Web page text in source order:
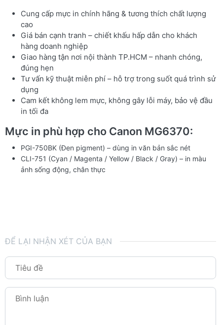
Cung cấp mực in chính hãng & tương thích chất lượng
cao
Giá bán cạnh tranh – chiết khấu hấp dẫn cho khách
hàng doanh nghiệp
Giao hàng tận nơi nội thành TP.HCM – nhanh chóng,
đúng hẹn
Tư vấn kỹ thuật miễn phí – hỗ trợ trong suốt quá trình sử
dụng
Cam kết không lem mực, không gây lỗi máy, bảo vệ đầu
in tối đa
Mực in phù hợp cho Canon MG6370:
PGI-750BK (Đen pigment) – dùng in văn bản sắc nét
CLI-751 (Cyan / Magenta / Yellow / Black / Gray) – in màu
ảnh sống động, chân thực
ĐỂ LẠI NHẬN XÉT CỦA BẠN